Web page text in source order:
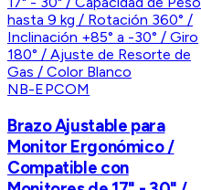
NB-EPCOM
Brazo Ajustable para
Monitor Ergonómico /
Compatible con